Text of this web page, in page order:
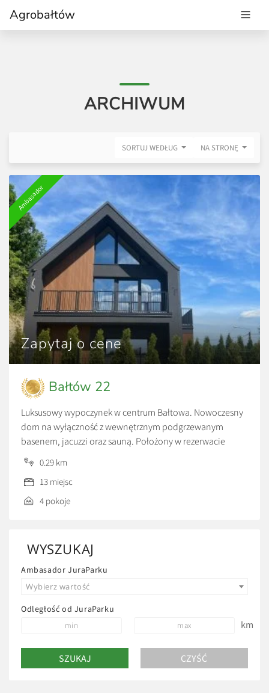
Agrobałtów
ARCHIWUM
SORTUJ WEDŁUG NA STRONĘ
Ambasador
Zapytaj o cene
Bałtów 22
Luksusowy wypoczynek w centrum Bałtowa. Nowoczesny
dom na wyłączność z wewnętrznym podgrzewanym
basenem, jacuzzi oraz sauną. Położony w rezerwacie
Modrzewie, u podnóża skarpy, nowoczesny, ekologiczny,
luksusowy dom o powierzchni 170 m2, z klimatyzacją i
rekuperacją, który komfortowo pomieści 13 osób. Na
parterze znajduje się przeszklony salon z nowoczesnym
0.29 km
13 miejsc
4 pokoje
WYSZUKAJ
Ambasador JuraParku
Wybierz wartość
Odległość od JuraParku
km